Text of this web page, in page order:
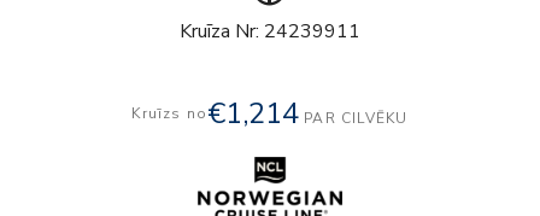
Kruīza Nr: 24239911
Kruīzs no€1,214 PAR CILVĒKU